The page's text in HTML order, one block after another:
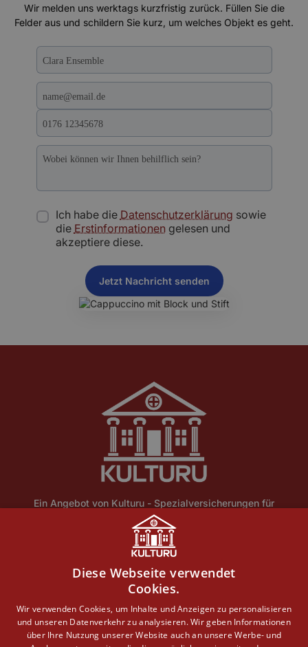
Wir melden uns werktags kurzfristig zurück. Füllen Sie die
Felder aus und schildern Sie kurz, um welches Objekt es geht.
Ich habe die Datenschutzerklärung sowie
die Erstinformationen gelesen und
akzeptiere diese.
Ein Angebot von Kulturu - Spezialversicherungen für
Ensembleschutz und historische Gebäude.
Über UnsBlogLexikon
ErstinformationHaftungsausschlussImpressum
Datenschutz
Copyright © 2026 · Ein Service der DEVK Gebietsdirektion
Diese Webseite verwendet
Cookies.
Wir verwenden Cookies, um Inhalte und Anzeigen zu personalisieren
und unseren Datenverkehr zu analysieren. Wir geben Informationen
über Ihre Nutzung unserer Website auch an unsere Werbe- und